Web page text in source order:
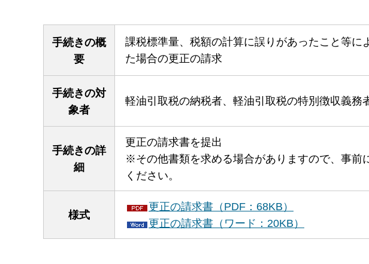
手続きの概
要
課税標準量、税額の計算に誤りがあったこと等に
た場合の更正の請求
手続きの対
象者
軽油引取税の納税者、軽油引取税の特別徴収義務
手続きの詳
細
更正の請求書を提出
※その他書類を求める場合がありますので、事前
ください。
様式
更正の請求書（PDF：68KB）
更正の請求書（ワード：20KB）